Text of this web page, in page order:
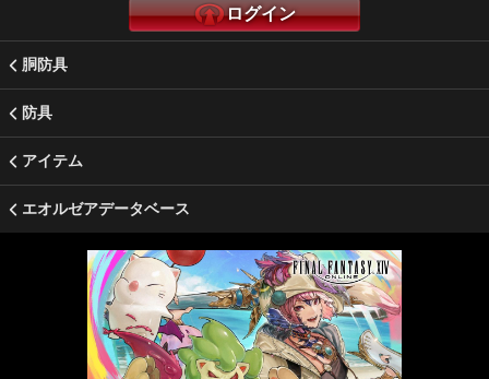
ログイン
胴防具
防具
アイテム
エオルゼアデータベース